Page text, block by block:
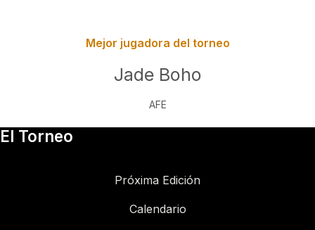
Mejor jugadora del torneo
Jade Boho
AFE
El Torneo
Próxima Edición
Calendario